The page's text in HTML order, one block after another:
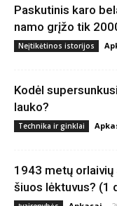
Paskutinis karo
namo grįžo tik
Neįtikėtinos istorijos
Kodėl
lauko?
Technika ir ginklai
1943 metų
šiuos lėktuvus? (1